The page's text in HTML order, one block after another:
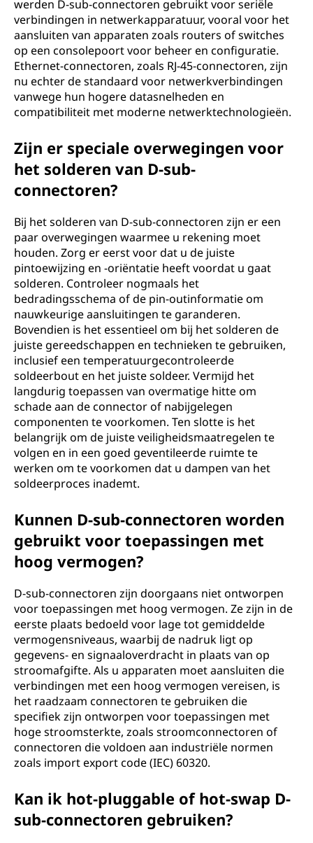
werden D-sub-connectoren gebruikt voor seriële
verbindingen in netwerkapparatuur, vooral voor het
aansluiten van apparaten zoals routers of switches
op een consolepoort voor beheer en configuratie.
Ethernet-connectoren, zoals RJ-45-connectoren, zijn
nu echter de standaard voor netwerkverbindingen
vanwege hun hogere datasnelheden en
compatibiliteit met moderne netwerktechnologieën.
Zijn er speciale overwegingen voor
het solderen van D-sub-
connectoren?
Bij het solderen van D-sub-connectoren zijn er een
paar overwegingen waarmee u rekening moet
houden. Zorg er eerst voor dat u de juiste
pintoewijzing en -oriëntatie heeft voordat u gaat
solderen. Controleer nogmaals het
bedradingsschema of de pin-outinformatie om
nauwkeurige aansluitingen te garanderen.
Bovendien is het essentieel om bij het solderen de
juiste gereedschappen en technieken te gebruiken,
inclusief een temperatuurgecontroleerde
soldeerbout en het juiste soldeer. Vermijd het
langdurig toepassen van overmatige hitte om
schade aan de connector of nabijgelegen
componenten te voorkomen. Ten slotte is het
belangrijk om de juiste veiligheidsmaatregelen te
volgen en in een goed geventileerde ruimte te
werken om te voorkomen dat u dampen van het
soldeerproces inademt.
Kunnen D-sub-connectoren worden
gebruikt voor toepassingen met
hoog vermogen?
D-sub-connectoren zijn doorgaans niet ontworpen
voor toepassingen met hoog vermogen. Ze zijn in de
eerste plaats bedoeld voor lage tot gemiddelde
vermogensniveaus, waarbij de nadruk ligt op
gegevens- en signaaloverdracht in plaats van op
stroomafgifte. Als u apparaten moet aansluiten die
verbindingen met een hoog vermogen vereisen, is
het raadzaam connectoren te gebruiken die
specifiek zijn ontworpen voor toepassingen met
hoge stroomsterkte, zoals stroomconnectoren of
connectoren die voldoen aan industriële normen
zoals import export code (IEC) 60320.
Kan ik hot-pluggable of hot-swap D-
sub-connectoren gebruiken?